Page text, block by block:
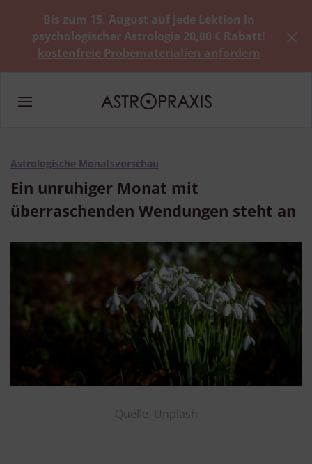
Bis zum 15. August auf jede Lektion in
psychologischer Astrologie 20,00 € Rabatt!
kostenfreie Probematerialien anfordern
Quelle: Unplash
Astrologische Monatsvorschau
Ein unruhiger Monat mit
überraschenden Wendungen steht an